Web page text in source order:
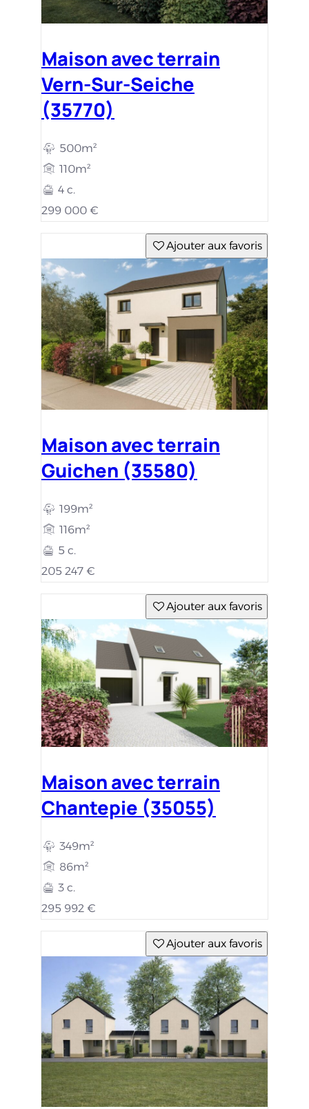
Maison avec terrain
Vern-Sur-Seiche
(35770)
500m²
110m²
4 c.
299 000 €
Ajouter aux favoris
Maison avec terrain
Guichen (35580)
199m²
116m²
5 c.
205 247 €
Ajouter aux favoris
Maison avec terrain
Chantepie (35055)
349m²
86m²
3 c.
295 992 €
Ajouter aux favoris